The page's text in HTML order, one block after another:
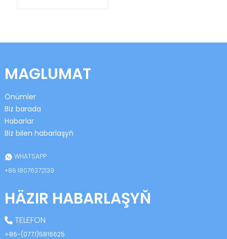
MAGLUMAT
Önümler
Biz barada
Habarlar
Biz bilen habarlaşyň
WHATSAPP
+86 18076372139
HÄZIR HABARLAŞYŇ
TELEFON
+86-(0771)5816625